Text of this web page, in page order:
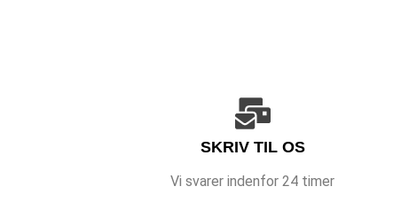
SKRIV TIL OS
Vi svarer indenfor 24 timer